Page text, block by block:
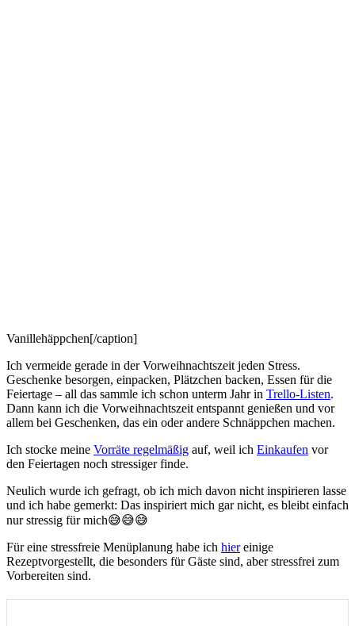
Vanillehäppchen[/caption]
Ich vermeide gerade in der Vorweihnachtszeit jeden Stress.
Geschenke besorgen, einpacken, Plätzchen backen, Essen für die
Feiertage – all das sammle ich schon unterm Jahr in Trello-Listen.
Dann kann ich die Vorweihnachtszeit entspannt genießen und vor
allem bei Geschenken, das ein oder andere Schnäppchen machen.
Ich stocke meine Vorräte regelmäßig auf, weil ich Einkaufen vor
den Feiertagen noch stressiger finde.
Neulich wurde ich gefragt, ob ich mich davon nicht inspirieren lasse
und ich habe gemerkt: Das inspiriert mich gar nicht, es bleibt einfach
nur stressig für mich😅😅😅
Für eine stressfreie Menüplanung habe ich hiereinige
Rezeptvorgestellt, die besonders für Gäste sind, aber stressfrei zum
Vorbereiten sind.